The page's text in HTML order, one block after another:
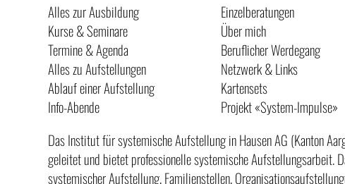
Alles zur Ausbildung
Kurse & Seminare
Termine & Agenda
Alles zu Aufstellungen
Ablauf einer Aufstellung
Info-Abende
Einzelberatungen
Über mich
Beruflicher Werdegang
Netzwerk & Links
Kartensets
Projekt «System-Impulse»
Das Institut für systemische Aufstellung in Hausen AG (Kanton
geleitet und bietet professionelle systemische Aufstellungsarbeit.
systemischer Aufstellung, Familienstellen,